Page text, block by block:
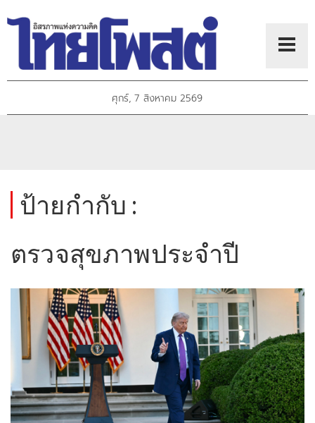
ศุกร์, 7 สิงหาคม 2569
ป้ายกำกับ :
ตรวจสุขภาพประจำปี